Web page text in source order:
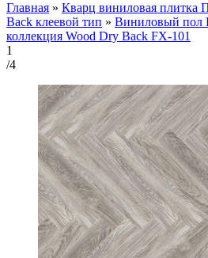
Главная » Кварц виниловая плитка
Back клеевой тип » Виниловый пол
коллекция Wood Dry Back FX-101
1
/4